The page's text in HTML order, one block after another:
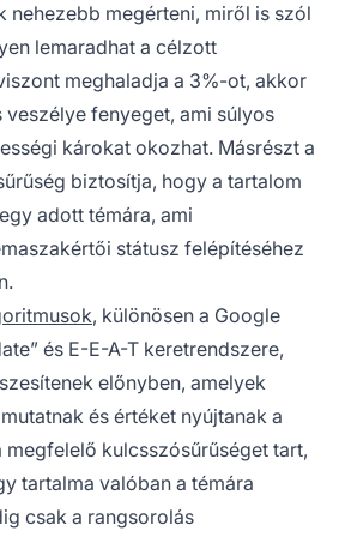
nehezebb megérteni, miről is szól
lemaradhat a célzott
meghaladja a 3%-ot, akkor
fenyeget, ami súlyos
károkat okozhat. Másrészt a
biztosítja, hogy a tartalom
adott témára, ami
státusz felépítéséhez
, különösen a Google
és E-E-A-T keretrendszere,
előnyben, amelyek
és értéket nyújtanak a
kulcsszósűrűséget tart,
tartalma valóban a témára
csak a rangsorolás